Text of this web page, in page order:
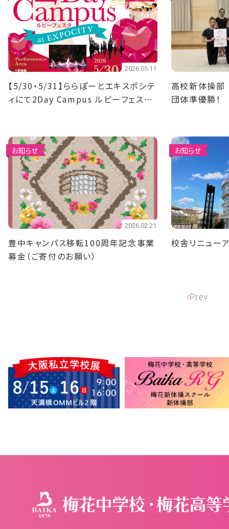
2026.05.11
【5/30・5/31】ららぽーとエキスポシテ
ィにて2Day Campus ルビーフェスタ
高校新体操
団体準優勝！
お知らせ
2026.02.21
豊中キャンパス移転100周年記念事業
募金（ご寄付のお願い）
お知らせ
校舎リニュー
Prev